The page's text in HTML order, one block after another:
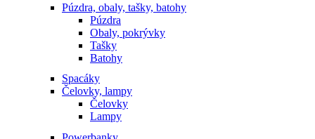
Púzdra, obaly, tašky, batohy
Púzdra
Obaly, pokrývky
Tašky
Batohy
Spacáky
Čelovky, lampy
Čelovky
Lampy